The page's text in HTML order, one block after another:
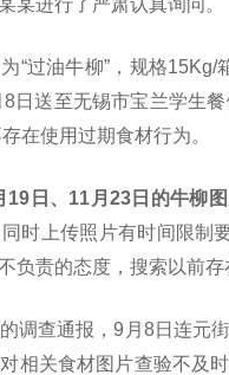
某进行了严肃认真询问。
“过油牛柳”，规格
日送至无锡市宝兰学生
在使用过期食材行为。
19日、11月23日的牛柳
时上传照片有时间限制
负责的态度，搜索以前
调查通报，9月8日连元
相关食材图片查验不及